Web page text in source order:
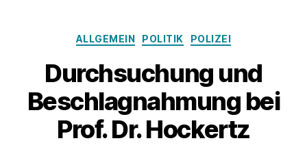
Kategorien
ALLGEMEIN POLITIK POLIZEI
Durchsuchung und
Beschlagnahmung bei
Prof. Dr. Hockertz